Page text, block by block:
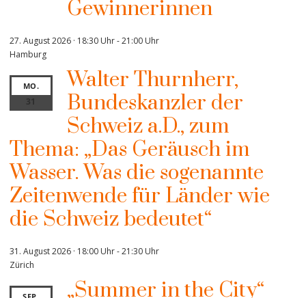
Gewinnerinnen
27. August 2026 · 18:30 Uhr-21:00 Uhr
Hamburg
MO.
31
Walter Thurnherr,
Bundeskanzler der
Schweiz a.D., zum
Thema: „Das Geräusch im
Wasser. Was die sogenannte
Zeitenwende für Länder wie
die Schweiz bedeutet“
31. August 2026 · 18:00 Uhr-21:30 Uhr
Zürich
„Summer in the City“